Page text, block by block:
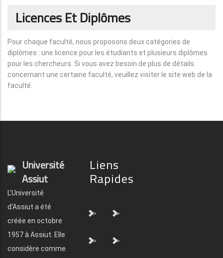
Licences Et Diplômes
Pour chaque faculté, nous proposons deux catégories de
diplômes : une licence pour les étudiants et plusieurs diplômes
pour les chercheurs. Si vous avez besoin de plus de détails
concernant une certaine faculté, veuillez visiter le site web de la
faculté.
Université
Assiut
L'Université
d'Assiut a été
créée en octobre
1957 à Assiut. Elle
considère comme
Liens
Rapides
"> ">
"> ">